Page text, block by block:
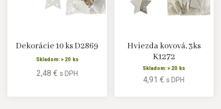
Dekorácie 10 ks D2869
Skladom: > 20 ks
2,48 € s DPH
Hviezda kovová, 3ks
K1272
Skladom: > 20 ks
4,91 €s DPH